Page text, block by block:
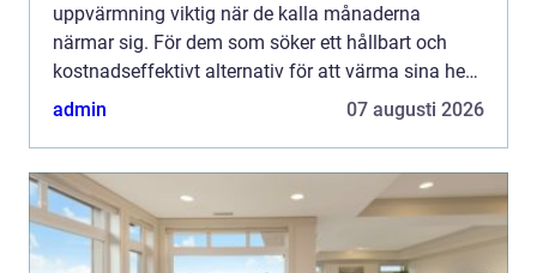
uppvärmning viktig när de kalla månaderna
närmar sig. För dem som söker ett hållbart och
kostnadseffektivt alternativ för att värma sina hem
eller fö...
admin 07 augusti 2026